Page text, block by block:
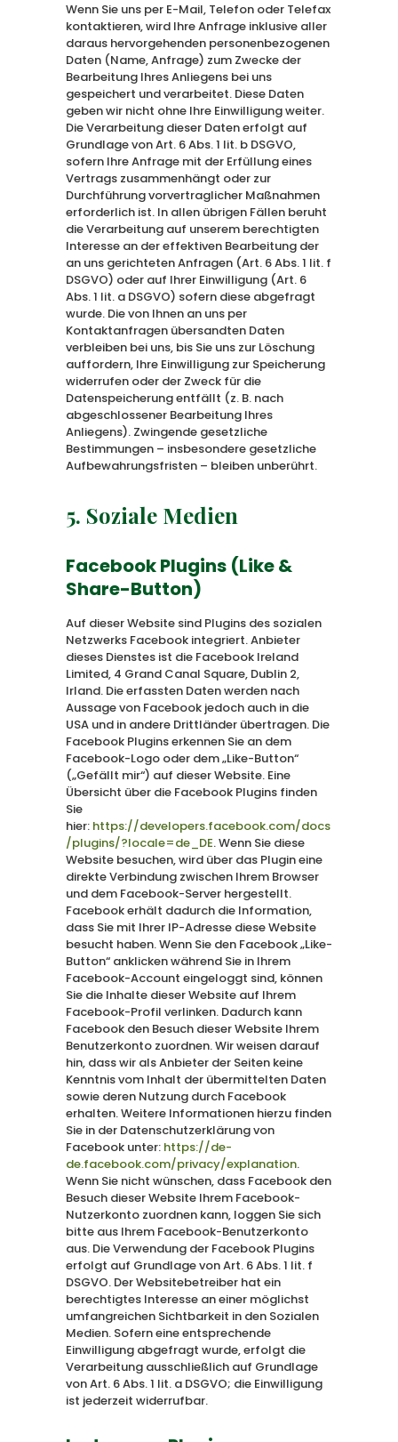
Wenn Sie uns per E-Mail, Telefon oder Telefax
kontaktieren, wird Ihre Anfrage inklusive aller
daraus hervorgehenden personenbezogenen
Daten (Name, Anfrage) zum Zwecke der
Bearbeitung Ihres Anliegens bei uns
gespeichert und verarbeitet. Diese Daten
geben wir nicht ohne Ihre Einwilligung weiter.
Die Verarbeitung dieser Daten erfolgt auf
Grundlage von Art. 6 Abs. 1 lit. b DSGVO,
sofern Ihre Anfrage mit der Erfüllung eines
Vertrags zusammenhängt oder zur
Durchführung vorvertraglicher Maßnahmen
erforderlich ist. In allen übrigen Fällen beruht
die Verarbeitung auf unserem berechtigten
Interesse an der effektiven Bearbeitung der
an uns gerichteten Anfragen (Art. 6 Abs. 1 lit. f
DSGVO) oder auf Ihrer Einwilligung (Art. 6
Abs. 1 lit. a DSGVO) sofern diese abgefragt
wurde. Die von Ihnen an uns per
Kontaktanfragen übersandten Daten
verbleiben bei uns, bis Sie uns zur Löschung
auffordern, Ihre Einwilligung zur Speicherung
widerrufen oder der Zweck für die
Datenspeicherung entfällt (z. B. nach
abgeschlossener Bearbeitung Ihres
Anliegens). Zwingende gesetzliche
Bestimmungen – insbesondere gesetzliche
Aufbewahrungsfristen – bleiben unberührt.
5. Soziale Medien
Facebook Plugins (Like &
Share-Button)
Auf dieser Website sind Plugins des sozialen
Netzwerks Facebook integriert. Anbieter
dieses Dienstes ist die Facebook Ireland
Limited, 4 Grand Canal Square, Dublin 2,
Irland. Die erfassten Daten werden nach
Aussage von Facebook jedoch auch in die
USA und in andere Drittländer übertragen. Die
Facebook Plugins erkennen Sie an dem
Facebook-Logo oder dem „Like-Button“
(„Gefällt mir“) auf dieser Website. Eine
Übersicht über die Facebook Plugins finden
Sie
hier: https://developers.facebook.com/docs
/plugins/?locale=de_DE. Wenn Sie diese
Website besuchen, wird über das Plugin eine
direkte Verbindung zwischen Ihrem Browser
und dem Facebook-Server hergestellt.
Facebook erhält dadurch die Information,
dass Sie mit Ihrer IP-Adresse diese Website
besucht haben. Wenn Sie den Facebook „Like-
Button“ anklicken während Sie in Ihrem
Facebook-Account eingeloggt sind, können
Sie die Inhalte dieser Website auf Ihrem
Facebook-Profil verlinken. Dadurch kann
Facebook den Besuch dieser Website Ihrem
Benutzerkonto zuordnen. Wir weisen darauf
hin, dass wir als Anbieter der Seiten keine
Kenntnis vom Inhalt der übermittelten Daten
sowie deren Nutzung durch Facebook
erhalten. Weitere Informationen hierzu finden
Sie in der Datenschutzerklärung von
Facebook unter: https://de-
de.facebook.com/privacy/explanation.
Wenn Sie nicht wünschen, dass Facebook den
Besuch dieser Website Ihrem Facebook-
Nutzerkonto zuordnen kann, loggen Sie sich
bitte aus Ihrem Facebook-Benutzerkonto
aus. Die Verwendung der Facebook Plugins
erfolgt auf Grundlage von Art. 6 Abs. 1 lit. f
DSGVO. Der Websitebetreiber hat ein
berechtigtes Interesse an einer möglichst
umfangreichen Sichtbarkeit in den Sozialen
Medien. Sofern eine entsprechende
Einwilligung abgefragt wurde, erfolgt die
Verarbeitung ausschließlich auf Grundlage
von Art. 6 Abs. 1 lit. a DSGVO; die Einwilligung
ist jederzeit widerrufbar.